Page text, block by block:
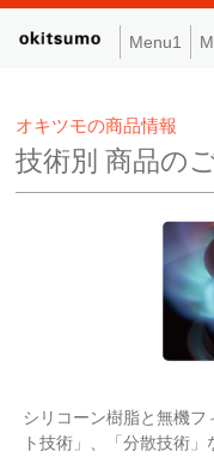
Menu1
オキツモの商品情報
技術別 商品の
シリコーン樹脂と無機フ
ト技術」、「分散技術